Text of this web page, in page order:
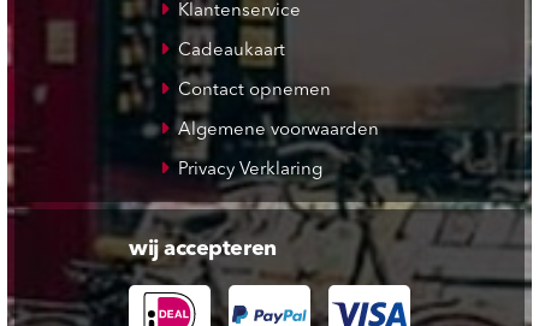
Klantenservice
Cadeaukaart
Contact opnemen
Algemene voorwaarden
Privacy Verklaring
wij accepteren